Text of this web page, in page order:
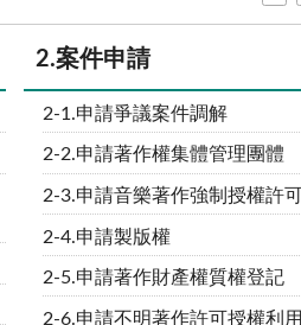
2.案件申請
2-1.申請爭議案件調解
2-2.申請著作權集體管理團體
2-3.申請音樂著作強制授權許可
2-4.申請製版權
2-5.申請著作財產權質權登記
2-6.申請不明著作許可授權利用